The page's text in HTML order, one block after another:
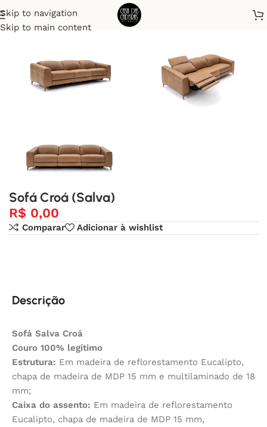
Skip to navigation
Skip to main content
Início Sofá
Sofá Croá (Salva)
R$ 0,00
Comparar Adicionar à wishlist
Descrição
Sofá Salva Croá
Couro 100% legítimo
Estrutura: Em madeira de reflorestamento Eucalipto,
chapa de madeira de MDP 15 mm e multilaminado de 18
mm;
Caixa do assento: Em madeira de reflorestamento
Eucalipto, chapa de madeira de MDP 15 mm,